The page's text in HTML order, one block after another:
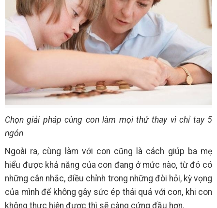
Chọn giải pháp cùng con làm mọi thứ thay vì chỉ tay 5
ngón
Ngoài ra, cùng làm với con cũng là cách giúp ba mẹ
hiểu được khả năng của con đang ở mức nào, từ đó có
những cân nhắc, điều chỉnh trong những đòi hỏi, kỳ vọng
của mình để không gây sức ép thái quá với con, khi con
không thực hiện được thì sẽ càng cứng đầu hơn.